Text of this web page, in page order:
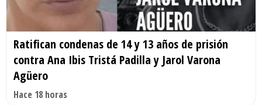
Ratifican condenas de 14 y 13 años de prisión
contra Ana Ibis Tristá Padilla y Jarol Varona
Agüero
Hace 18 horas